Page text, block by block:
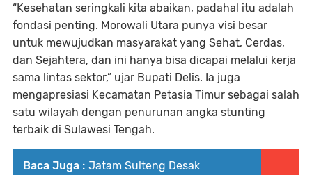
“Kesehatan seringkali kita abaikan, padahal itu adalah
fondasi penting. Morowali Utara punya visi besar
untuk mewujudkan masyarakat yang Sehat, Cerdas,
dan Sejahtera, dan ini hanya bisa dicapai melalui kerja
sama lintas sektor,” ujar Bupati Delis. Ia juga
mengapresiasi Kecamatan Petasia Timur sebagai salah
satu wilayah dengan penurunan angka stunting
terbaik di Sulawesi Tengah.
Baca Juga : Jatam Sulteng Desak